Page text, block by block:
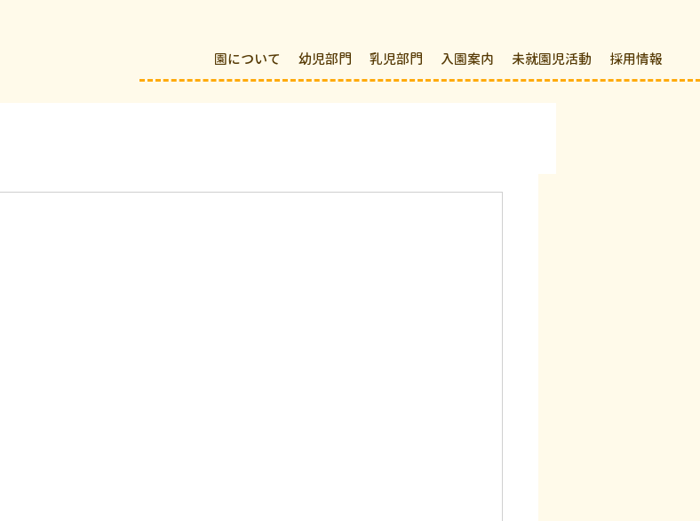
園について 幼児部門 乳児部門 入園案内 未就園児活動 採用情報